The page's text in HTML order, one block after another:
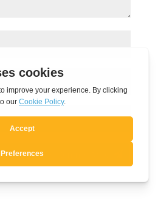
Soumettre le commentaire